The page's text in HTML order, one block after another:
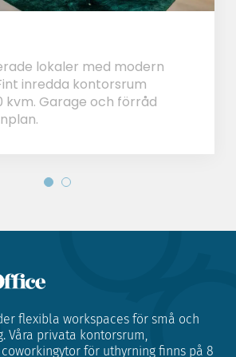
lokaler med modern
inredda kontorsrum
kvm. Garage och förråd
flexibla workspaces för små och
Våra privata kontorsrum,
för uthyrning finns på 8